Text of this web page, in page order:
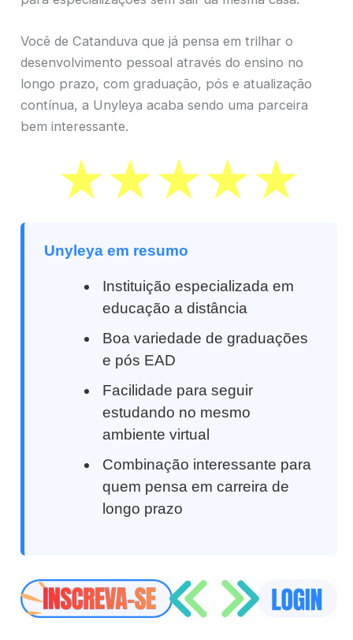
Você de Catanduva que já pensa em trilhar o
desenvolvimento pessoal através do ensino no
longo prazo, com graduação, pós e atualização
contínua, a Unyleya acaba sendo uma parceira
bem interessante.
Unyleya em resumo
Instituição especializada em
educação a distância
Boa variedade de graduações
e pós EAD
Facilidade para seguir
estudando no mesmo
ambiente virtual
Combinação interessante para
quem pensa em carreira de
longo prazo